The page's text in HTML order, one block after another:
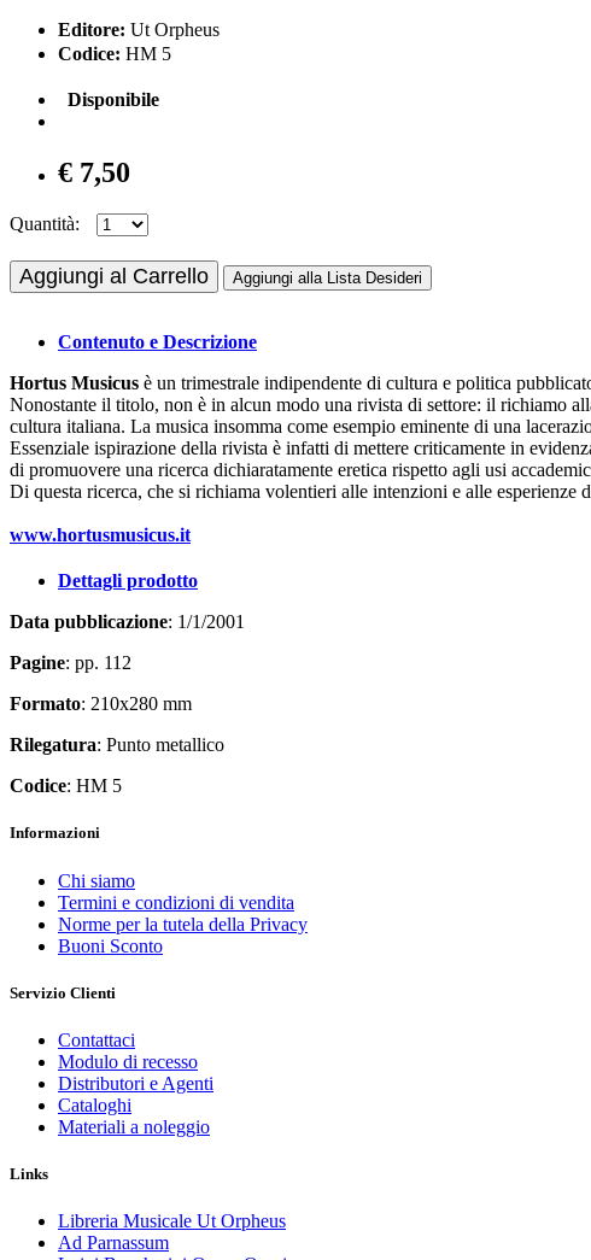
Editore: Ut Orpheus
Codice: HM 5
Disponibile
€ 7,50
Quantità:
Aggiungi al Carrello Aggiungi alla Lista Desideri
Contenuto e Descrizione
Hortus Musicus è un trimestrale indipendente di cultura e politica
Nonostante il titolo, non è in alcun modo una rivista di settore: il richiamo
cultura italiana. La musica insomma come esempio eminente di una
Essenziale ispirazione della rivista è infatti di mettere criticamente in
di promuovere una ricerca dichiaratamente eretica rispetto agli usi
Di questa ricerca, che si richiama volentieri alle intenzioni e alle
www.hortusmusicus.it
Dettagli prodotto
Data pubblicazione: 1/1/2001
Pagine: pp. 112
Formato: 210x280 mm
Rilegatura: Punto metallico
Codice: HM 5
Informazioni
Chi siamo
Termini e condizioni di vendita
Norme per la tutela della Privacy
Buoni Sconto
Servizio Clienti
Contattaci
Modulo di recesso
Distributori e Agenti
Cataloghi
Materiali a noleggio
Links
Libreria Musicale Ut Orpheus
Ad Parnassum